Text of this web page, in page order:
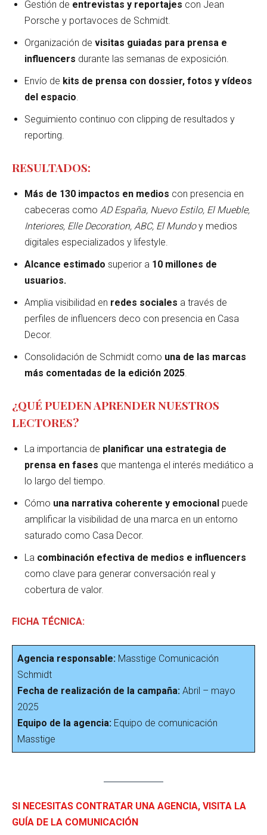
Gestión de entrevistas y reportajes con Jean
Porsche y portavoces de Schmidt.
Organización de visitas guiadas para prensa e
influencers durante las semanas de exposición.
Envío de kits de prensa con dossier, fotos y vídeos
del espacio.
Seguimiento continuo con clipping de resultados y
reporting.
RESULTADOS:
Más de 130 impactos en medios con presencia en
cabeceras como AD España, Nuevo Estilo, El Mueble,
Interiores, Elle Decoration, ABC, El Mundoy medios
digitales especializados y lifestyle.
Alcance estimado superior a 10 millones de
usuarios.
Amplia visibilidad en redes sociales a través de
perfiles de influencers deco con presencia en Casa
Decor.
Consolidación de Schmidt como una de las marcas
más comentadas de la edición 2025.
¿QUÉ PUEDEN APRENDER NUESTROS
LECTORES?
La importancia de planificar una estrategia de
prensa en fases que mantenga el interés mediático a
lo largo del tiempo.
Cómo una narrativa coherente y emocional puede
amplificar la visibilidad de una marca en un entorno
saturado como Casa Decor.
La combinación efectiva de medios e influencers
como clave para generar conversación real y
cobertura de valor.
FICHA TÉCNICA:
Agencia responsable: Masstige Comunicación
Schmidt
Fecha de realización de la campaña: Abril – mayo
2025
Equipo de la agencia: Equipo de comunicación
Masstige
SI NECESITAS CONTRATAR UNA AGENCIA, VISITA LA
GUÍA DE LA COMUNICACIÓN